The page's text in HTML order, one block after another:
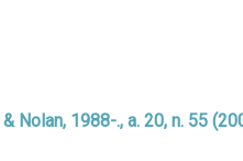
Nolan, 1988-., a. 20, n. 55